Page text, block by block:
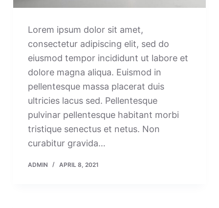
Lorem ipsum dolor sit amet,
consectetur adipiscing elit, sed do
eiusmod tempor incididunt ut labore et
dolore magna aliqua. Euismod in
pellentesque massa placerat duis
ultricies lacus sed. Pellentesque
pulvinar pellentesque habitant morbi
tristique senectus et netus. Non
curabitur gravida…
ADMIN APRIL 8, 2021